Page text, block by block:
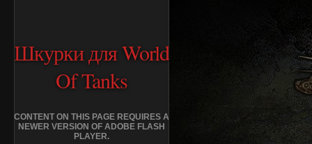
Шкурки для World
Of Tanks
CONTENT ON THIS PAGE REQUIRES A
NEWER VERSION OF ADOBE FLASH
PLAYER.